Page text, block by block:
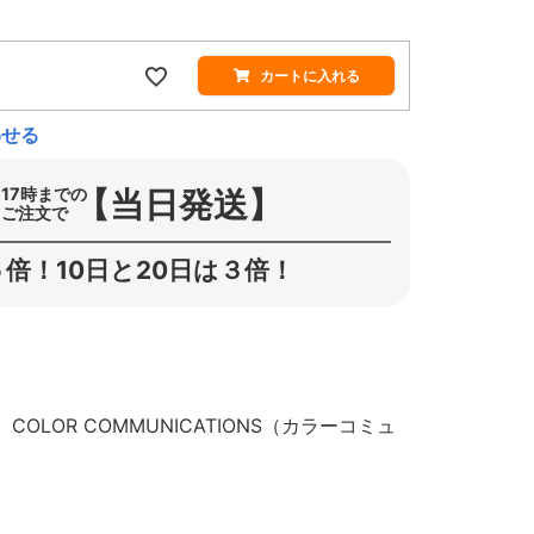
カートに入れる
る
17時までの
ご注文で 【当日発送】
！10日と20日は３倍！
COMMUNICATIONS（カラーコミュ